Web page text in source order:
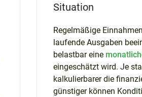
Situation
Regelmäßige
laufende Ausgaben
belastbar eine
eingeschätzt wird. Je
kalkulierbarer die
günstiger können